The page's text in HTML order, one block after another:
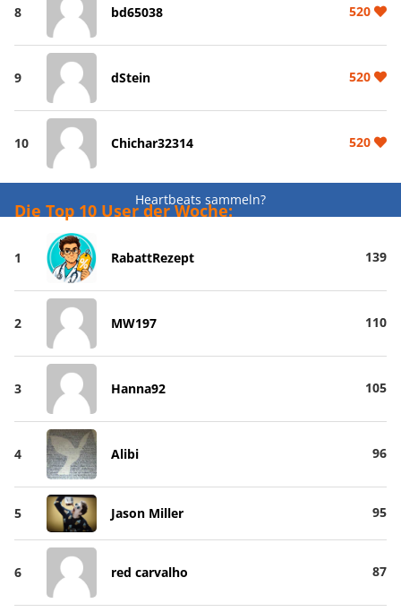
8 bd65038 520
9 dStein 520
10 Chichar32314 520
Heartbeats sammeln?
Die Top 10 User der Woche:
1 RabattRezept 139
2 MW197 110
3 Hanna92 105
4 Alibi 96
5 Jason Miller 95
6 red carvalho 87